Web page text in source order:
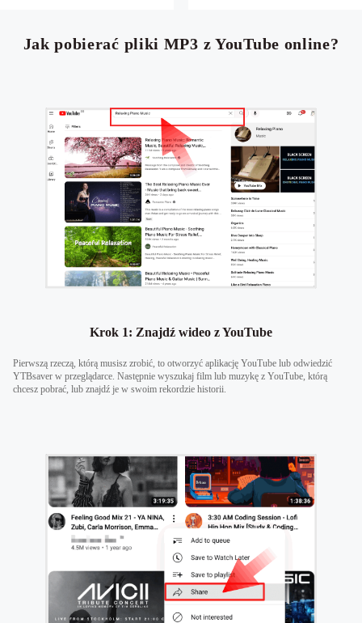
Jak pobierać pliki MP3 z YouTube online?
Krok 1: Znajdź wideo z YouTube
Pierwszą rzeczą, którą musisz zrobić, to otworzyć aplikację YouTube lub odwiedzić
YTBsaver w przeglądarce. Następnie wyszukaj film lub muzykę z YouTube, którą
chcesz pobrać, lub znajdź je w swoim rekordzie historii.